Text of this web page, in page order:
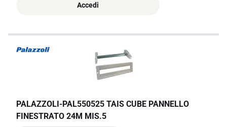
Accedi
PALAZZOLI-PAL550525 TAIS CUBE PANNELLO
FINESTRATO 24M MIS.5